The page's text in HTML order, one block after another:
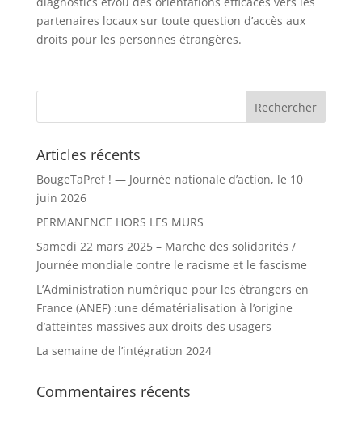
partenaires locaux sur toute question d’accès aux
droits pour les personnes étrangères.
Articles récents
BougeTaPref ! — Journée nationale d’action, le 10
juin 2026
PERMANENCE HORS LES MURS
Samedi 22 mars 2025 – Marche des solidarités /
Journée mondiale contre le racisme et le fascisme
L’Administration numérique pour les étrangers en
France (ANEF) :une dématérialisation à l’origine
d’atteintes massives aux droits des usagers
La semaine de l’intégration 2024
Commentaires récents